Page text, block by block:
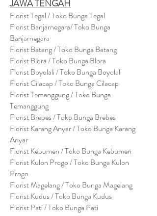
JAWA TENGAH
Florist Tegal / Toko Bunga Tegal
Florist Banjarnegara/ Toko Bunga
Banjarnegara
Florist Batang / Toko Bunga Batang
Florist Blora / Toko Bunga Blora
Florist Boyolali / Toko Bunga Boyolali
Florist Cilacap / Toko Bunga Cilacap
Florist Temanggung / Toko Bunga
Temanggung
Florist Brebes / Toko Bunga Brebes
Florist Karang Anyar / Toko Bunga Karang
Anyar
Florist Kebumen / Toko Bunga Kebumen
Florist Kulon Progo / Toko Bunga Kulon
Progo
Florist Magelang / Toko Bunga Magelang
Florist Kudus / Toko Bunga Kudus
Florist Pati / Toko Bunga Pati